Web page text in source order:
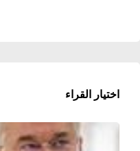
اختيار القراء